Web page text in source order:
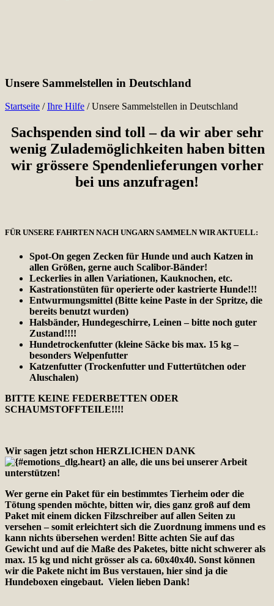
Unsere Sammelstellen in Deutschland
Startseite /Ihre Hilfe /Unsere Sammelstellen in Deutschland
Sachspenden sind toll – da wir aber sehr
wenig Zulademöglichkeiten haben bitten
wir grössere Spendenlieferungen vorher
bei uns anzufragen!
FÜR UNSERE FAHRTEN NACH UNGARN SAMMELN WIR AKTUELL:
Spot-On gegen Zecken für Hunde und auch Katzen in
allen Größen, gerne auch Scalibor-Bänder!
Leckerlies in allen Variationen, Kauknochen, etc.
Kastrationstüten für operierte oder kastrierte Hunde!!!
Entwurmungsmittel (Bitte keine Paste in der Spritze, die
bereits benutzt wurden)
Halsbänder, Hundegeschirre, Leinen – bitte noch guter
Zustand!!!!
Hundetrockenfutter (kleine Säcke bis max. 15 kg –
besonders Welpenfutter
Katzenfutter (Trockenfutter und Futtertütchen oder
Aluschalen)
BITTE KEINE FEDERBETTEN ODER
SCHAUMSTOFFTEILE!!!!
Wir sagen jetzt schon HERZLICHEN DANK
an alle, die uns bei unserer Arbeit
unterstützen!
Wer gerne ein Paket für ein bestimmtes Tierheim oder die
Tötung spenden möchte, bitten wir, dies ganz groß auf dem
Paket mit einem dicken Filzschreiber auf allen Seiten zu
versehen – somit erleichtert sich die Zuordnung immens und es
kann nichts übersehen werden! Bitte achten Sie auf das
Gewicht und auf die Maße des Paketes, bitte nicht schwerer als
max. 15 kg und nicht grösser als ca. 60x40x40. Sonst können
wir die Pakete nicht im Bus verstauen, hier sind ja die
Hundeboxen eingebaut. Vielen lieben Dank!